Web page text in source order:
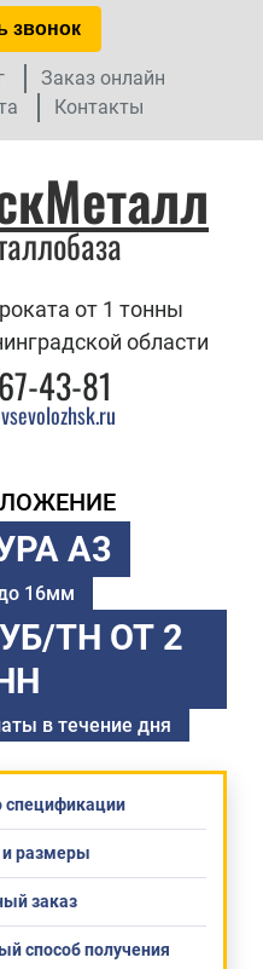
звонок
Заказ онлайн
Контакты
от 1 тонны
области
43-81
А3
16мм
ТН ОТ 2
в течение дня
спецификации
и размеры
заказ
способ получения